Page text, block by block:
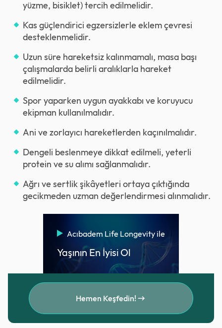
yüzme, bisiklet) tercih edilmelidir.
Kas güçlendirici egzersizlerle eklem çevresi
desteklenmelidir.
Uzun süre hareketsiz kalınmamalı, masa başı
çalışmalarda belirli aralıklarla hareket
edilmelidir.
Spor yaparken uygun ayakkabı ve koruyucu
ekipman kullanılmalıdır.
Ani ve zorlayıcı hareketlerden kaçınılmalıdır.
Dengeli beslenmeye dikkat edilmeli, yeterli
protein ve su alımı sağlanmalıdır.
Ağrı ve sertlik şikâyetleri ortaya çıktığında
gecikmeden uzman değerlendirmesi alınmalıdır.
Acıbadem Life Longevity ile
Yaşının En İyisi Ol
Hemen Keşfedin!